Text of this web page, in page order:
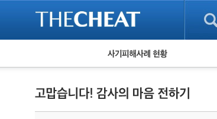
피해사례 현황
게임 · 비실물 피해사례